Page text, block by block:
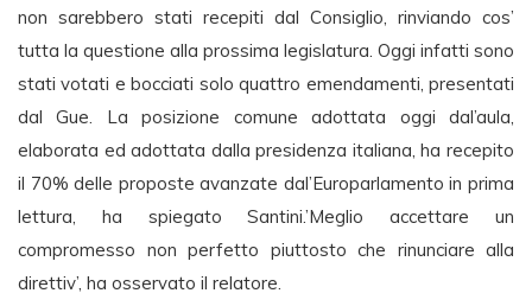
non sarebbero stati recepiti dal Consiglio, rinviando cos’
tutta la questione alla prossima legislatura. Oggi infatti sono
stati votati e bocciati solo quattro emendamenti, presentati
dal Gue. La posizione comune adottata oggi dal’aula,
elaborata ed adottata dalla presidenza italiana, ha recepito
il 70% delle proposte avanzate dal’Europarlamento in prima
lettura, ha spiegato Santini.’Meglio accettare un
compromesso non perfetto piuttosto che rinunciare alla
direttiv’, ha osservato il relatore.